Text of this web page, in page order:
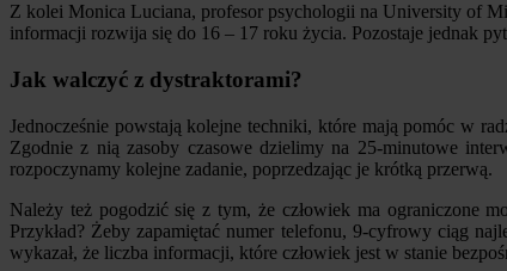
Z kolei Monica Luciana, profesor psychologii na University of
informacji rozwija się do 16 – 17 roku życia. Pozostaje jednak
Jak walczyć z dystraktorami?
Jednocześnie powstają kolejne techniki, które mają pomóc w
Zgodnie z nią zasoby czasowe dzielimy na 25-minutowe
rozpoczynamy kolejne zadanie, poprzedzając je krótką przerwą.
Należy też pogodzić się z tym, że człowiek ma ograniczone
Przykład? Żeby zapamiętać numer telefonu, 9-cyfrowy ciąg
wykazał, że liczba informacji, które człowiek jest w stanie